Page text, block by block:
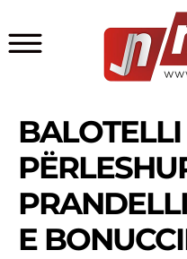
BALOTELLI
E